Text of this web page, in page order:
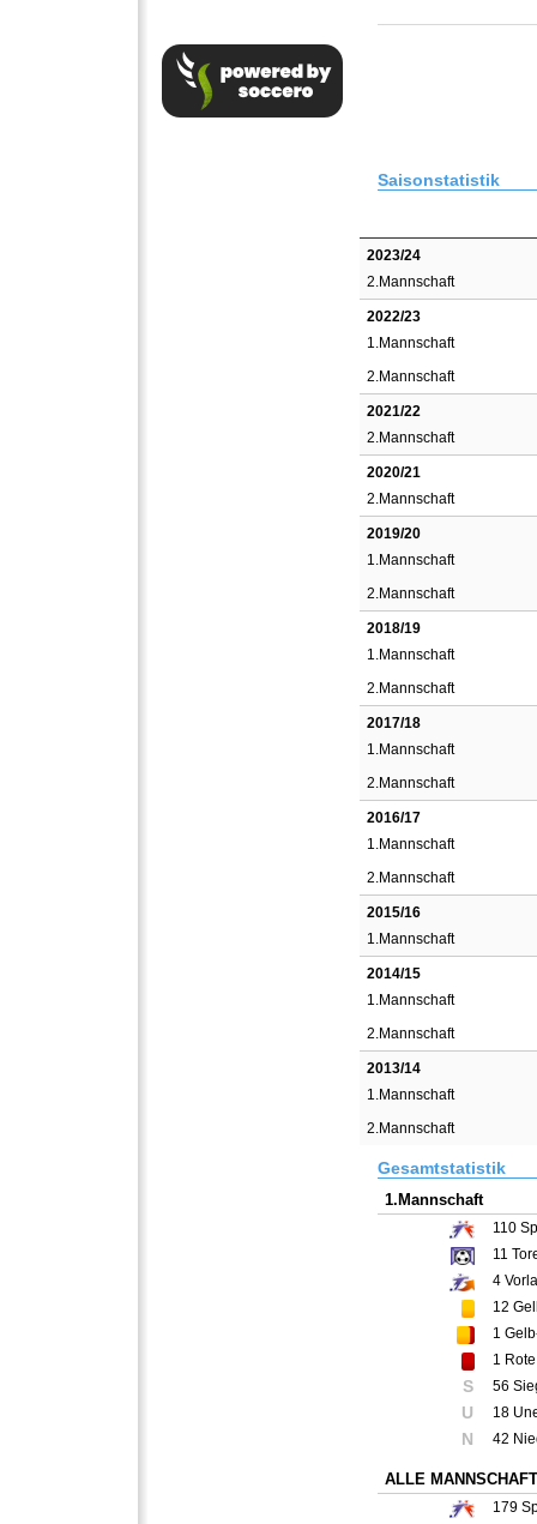
Saisonstatistik
2023/24
2.Mannschaft
2022/23
1.Mannschaft
2.Mannschaft
2021/22
2.Mannschaft
2020/21
2.Mannschaft
2019/20
1.Mannschaft
2.Mannschaft
2018/19
1.Mannschaft
2.Mannschaft
2017/18
1.Mannschaft
2.Mannschaft
2016/17
1.Mannschaft
2.Mannschaft
2015/16
1.Mannschaft
2014/15
1.Mannschaft
2.Mannschaft
2013/14
1.Mannschaft
2.Mannschaft
Gesamtstatistik
1.Mannschaft
110
11
4
12
1
1
S 56
U 18
N 42
ALLE
179